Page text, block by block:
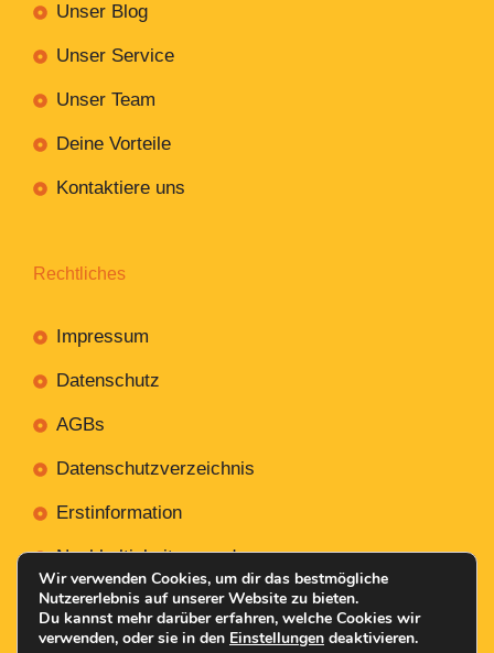
Unser Blog
Unser Service
Unser Team
Deine Vorteile
Kontaktiere uns
Rechtliches
Impressum
Datenschutz
AGBs
Datenschutzverzeichnis
Erstinformation
Nachhaltigkeitsverordnung
Wir verwenden Cookies, um dir das bestmögliche
Nutzererlebnis auf unserer Website zu bieten.
Du kannst mehr darüber erfahren, welche Cookies wir
verwenden, oder sie in den Einstellungen deaktivieren.